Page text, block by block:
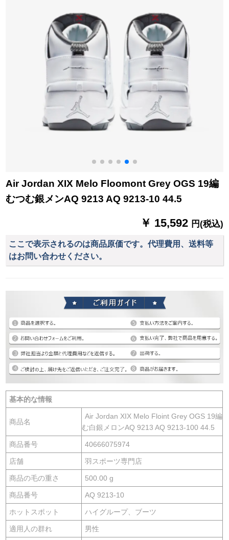
Air Jordan XIX Melo Floomont Grey OGS 19編
むつむ銀メンAQ 9213 AQ 9213-10 44.5
￥ 15,592 円(税込)
ここで表示されるのは商品原価です。代理費用、送料等
はお問い合わせください。
基本的な情報
商品名
Air Jordan XIX Melo Floint Grey OGS 19編
む白銀メロンAQ 9213 AQ 9213-100 44.5
商品番号 40666075974
店舗 羽スポーツ専門店
商品の毛の重さ 500.00 g
商品番号 AQ 9213-10
ホットスポット ハイグループ、ブーツ
適用人の群れ 男性